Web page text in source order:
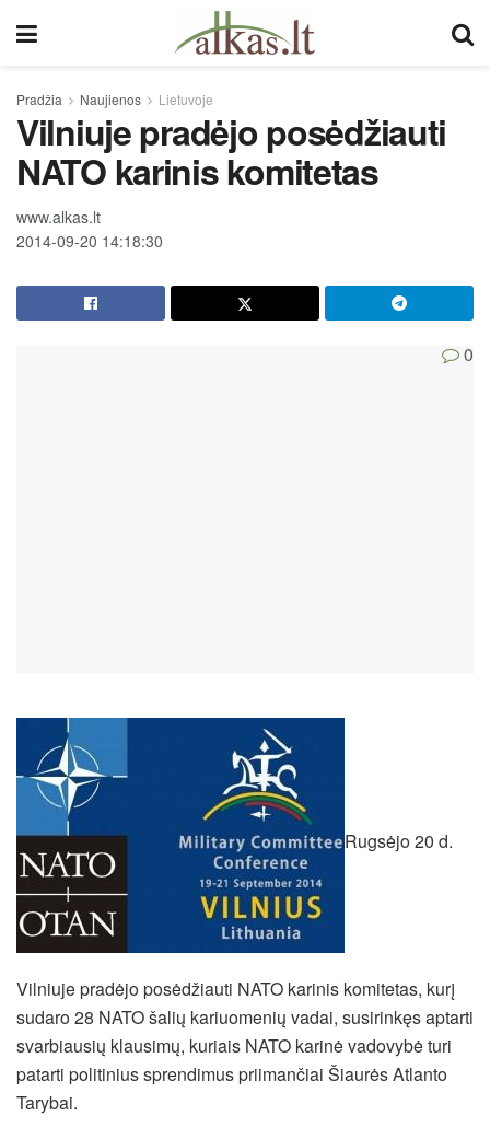
Pradžia Naujienos Lietuvoje
Vilniuje pradėjo posėdžiauti
NATO karinis komitetas
www.alkas.lt
2014-09-20 14:18:30
0
Rugsėjo 20 d.
Vilniuje pradėjo posėdžiauti NATO karinis komitetas, kurį
sudaro 28 NATO šalių kariuomenių vadai, susirinkęs aptarti
svarbiausių klausimų, kuriais NATO karinė vadovybė turi
patarti politinius sprendimus priimančiai Šiaurės Atlanto
Tarybai.